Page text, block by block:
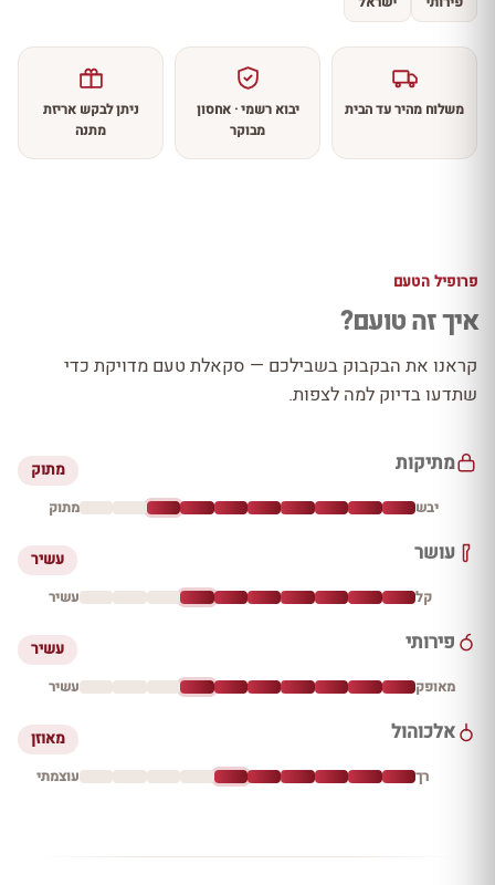
משלוח מהיר עד הבית
יבוא רשמי · אחסון
מבוקר
ניתן לבקש אריזת
מתנה
פרופיל הטעם
איך זה טועם?
קראנו את הבקבוק בשבילכם — סקאלת טעם מדויקת כדי
שתדעו בדיוק למה לצפות.
מתיקות מתוק
יבש מתוק
עושר עשיר
קל עשיר
פירותי עשיר
מאופק עשיר
אלכוהול מאוזן
רך עוצמתי